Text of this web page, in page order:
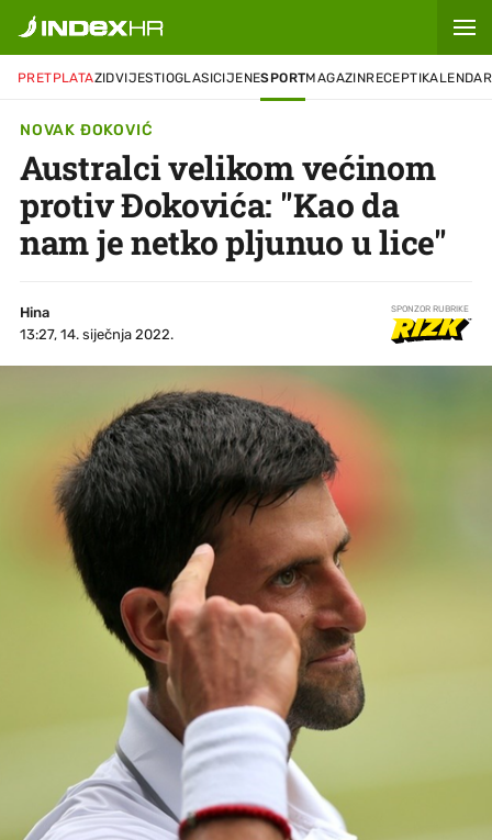
PRETPLATAZIDVIJESTIOGLASICIJENESPORTMAGAZINRECEPTIKALENDAR
NOVAK ĐOKOVIĆ
Australci velikom većinom
protiv Đokovića: "Kao da
nam je netko pljunuo u lice"
Hina
13:27, 14. siječnja 2022.
SPONZOR RUBRIKE